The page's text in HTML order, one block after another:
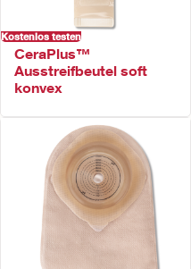
Kostenlos testen
CeraPlus™
Ausstreifbeutel soft
konvex